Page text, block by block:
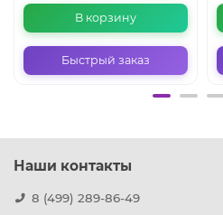
В корзину
Быстрый заказ
Наши контакты
8 (499) 289-86-49